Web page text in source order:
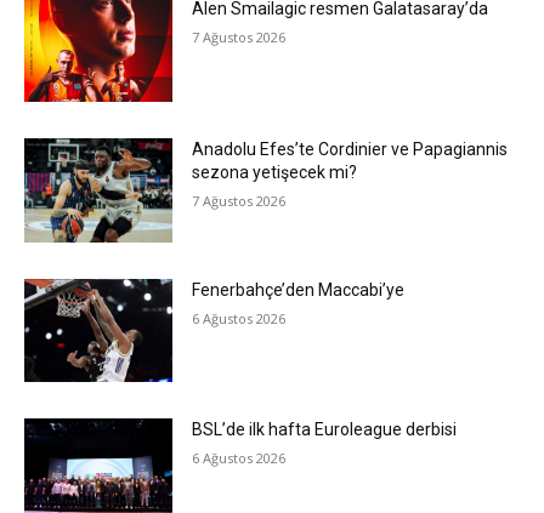
Alen Smailagic resmen Galatasaray’da
7 Ağustos 2026
Anadolu Efes’te Cordinier ve Papagiannis
sezona yetişecek mi?
7 Ağustos 2026
Fenerbahçe’den Maccabi’ye
6 Ağustos 2026
BSL’de ilk hafta Euroleague derbisi
6 Ağustos 2026